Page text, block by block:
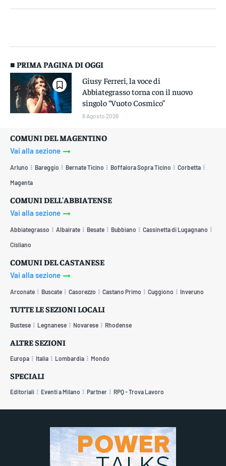
■ PRIMA PAGINA DI OGGI
Giusy Ferreri, la voce di
Abbiategrasso torna con il nuovo
singolo “Vuoto Cosmico”
8 Agosto 2026
COMUNI DEL MAGENTINO
Vai alla sezione
Arluno Bareggio Bernate Ticino Boffalora Sopra Ticino Corbetta
Magenta
COMUNI DELL'ABBIATENSE
Vai alla sezione
Abbiategrasso Albairate Besate Bubbiano Cassinetta di Lugagnano
Cisliano
COMUNI DEL CASTANESE
Vai alla sezione
Arconate Buscate Casorezzo Castano Primo Cuggiono Inveruno
TUTTE LE SEZIONI LOCALI
Bustese Legnanese Novarese Rhodense
ALTRE SEZIONI
Europa Italia Lombardia Mondo
SPECIALI
Editoriali Eventi a Milano Partner RPQ - Trova Lavoro